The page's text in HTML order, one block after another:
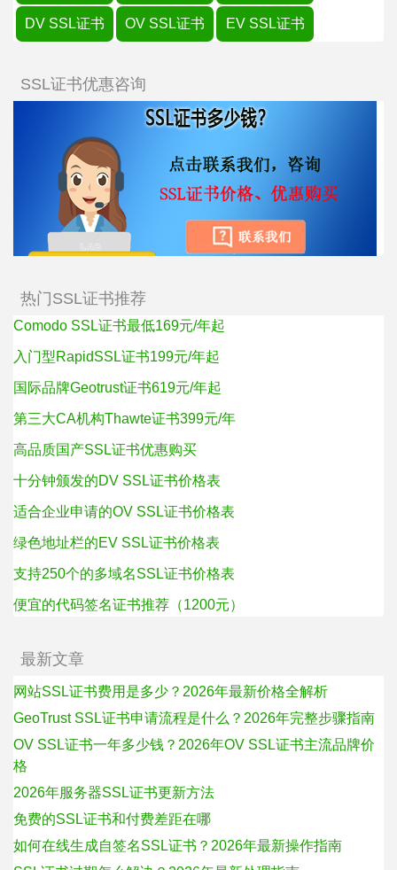
DV SSL证书 OV SSL证书 EV SSL证书
SSL证书优惠咨询
热门SSL证书推荐
Comodo SSL证书最低169元/年起
入门型RapidSSL证书199元/年起
国际品牌Geotrust证书619元/年起
第三大CA机构Thawte证书399元/年
高品质国产SSL证书优惠购买
十分钟颁发的DV SSL证书价格表
适合企业申请的OV SSL证书价格表
绿色地址栏的EV SSL证书价格表
支持250个的多域名SSL证书价格表
便宜的代码签名证书推荐（1200元）
最新文章
网站SSL证书费用是多少？2026年最新价格全解析
GeoTrust SSL证书申请流程是什么？2026年完整步骤指南
OV SSL证书一年多少钱？2026年OV SSL证书主流品牌价
格
2026年服务器SSL证书更新方法
免费的SSL证书和付费差距在哪
如何在线生成自签名SSL证书？2026年最新操作指南